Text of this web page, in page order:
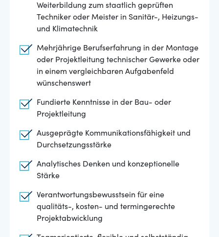
Weiterbildung zum staatlich geprüften
Techniker oder Meister in Sanitär-, Heizungs-
und Klimatechnik
Mehrjährige Berufserfahrung in der Montage
oder Projektleitung technischer Gewerke oder
in einem vergleichbaren Aufgabenfeld
wünschenswert
Fundierte Kenntnisse in der Bau- oder
Projektleitung
Ausgeprägte Kommunikationsfähigkeit und
Durchsetzungsstärke
Analytisches Denken und konzeptionelle
Stärke
Verantwortungsbewusstsein für eine
qualitäts-, kosten- und termingerechte
Projektabwicklung